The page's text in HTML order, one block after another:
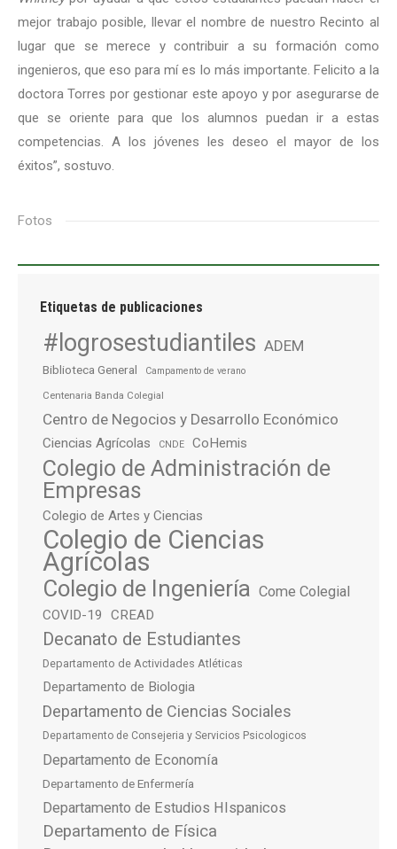
mejor trabajo posible, llevar el nombre de nuestro Recinto al
lugar que se merece y contribuir a su formación como
ingenieros, que eso para mí es lo más importante. Felicito a la
doctora Torres por gestionar este apoyo y por asegurarse de
que se oriente para que los alumnos puedan ir a estas
competencias. A los jóvenes les deseo el mayor de los
éxitos”, sostuvo.
Fotos
Etiquetas de publicaciones
#logrosestudiantiles ADEM
Biblioteca General Campamento de verano
Centenaria Banda Colegial
Centro de Negocios y Desarrollo Económico
Ciencias Agrícolas CNDE CoHemis
Colegio de Administración de
Empresas
Colegio de Artes y Ciencias
Colegio de Ciencias
Agrícolas
Colegio de Ingeniería Come Colegial
COVID-19 CREAD
Decanato de Estudiantes
Departamento de Actividades Atléticas
Departamento de Biologia
Departamento de Ciencias Sociales
Departamento de Consejeria y Servicios Psicologicos
Departamento de Economía
Departamento de Enfermería
Departamento de Estudios HIspanicos
Departamento de Física